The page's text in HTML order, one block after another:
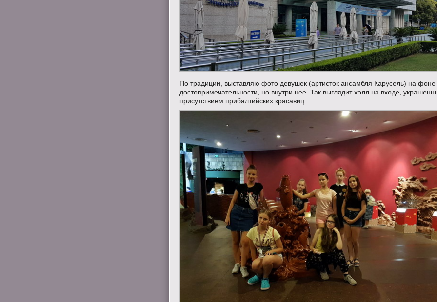
По традиции, выставляю фото девушек (артисток ансамбля Карусель) на фоне
достопримечательности, но внутри нее. Так выглядит холл на входе,
присутствием прибалтийских красавиц: